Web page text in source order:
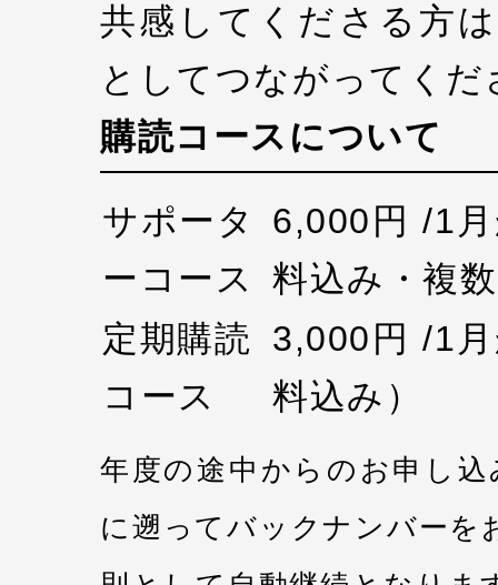
共感してくださる方
としてつながってくだ
購読コースについて
サポータ
ーコース
6,000円 /1
料込み・複
定期購読
コース
3,000円 /1
料込み）
年度の途中からのお申し
に遡ってバックナンバーを